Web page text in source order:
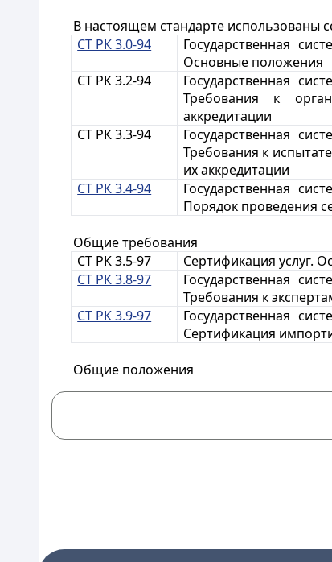
В настоящем стандарте использованы
СТ РК 3.0-94
Государственная
Основные положения
СТ РК 3.2-94
Государственная
Требования к
аккредитации
СТ РК 3.3-94
Государственная
Требования к
их аккредитации
СТ РК 3.4-94
Государственная
Порядок проведения
Общие требования
СТ РК 3.5-97
Сертификация услуг.
СТ РК 3.8-97
Государственная
Требования к
СТ РК 3.9-97
Государственная
Сертификация
Общие положения